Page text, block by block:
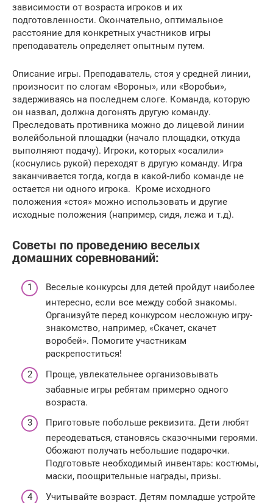
зависимости от возраста игроков и их
подготовленности. Окончательно, оптимальное
расстояние для конкретных участников игры
преподаватель определяет опытным путем.
Описание игры. Преподаватель, стоя у средней линии,
произносит по слогам «Вороны», или «Воробьи»,
задерживаясь на последнем слоге. Команда, которую
он назвал, должна догонять другую команду.
Преследовать противника можно до лицевой линии
волейбольной площадки (начало площадки, откуда
выполняют подачу). Игроки, которых «осалили»
(коснулись рукой) переходят в другую команду. Игра
заканчивается тогда, когда в какой-либо команде не
остается ни одного игрока. Кроме исходного
положения «стоя» можно использовать и другие
исходные положения (например, сидя, лежа и т.д).
Советы по проведению веселых
домашних соревнований:
Веселые конкурсы для детей пройдут наиболее
интересно, если все между собой знакомы.
Организуйте перед конкурсом несложную игру-
знакомство, например, «Скачет, скачет
воробей». Помогите участникам
раскрепоститься!
Проще, увлекательнее организовывать
забавные игры ребятам примерно одного
возраста.
Приготовьте побольше реквизита. Дети любят
переодеваться, становясь сказочными героями.
Обожают получать небольшие подарочки.
Подготовьте необходимый инвентарь: костюмы,
маски, поощрительные награды, призы.
Учитывайте возраст. Детям помладше устройте